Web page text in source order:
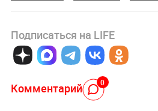
Подписаться на LIFE
Комментарий 0